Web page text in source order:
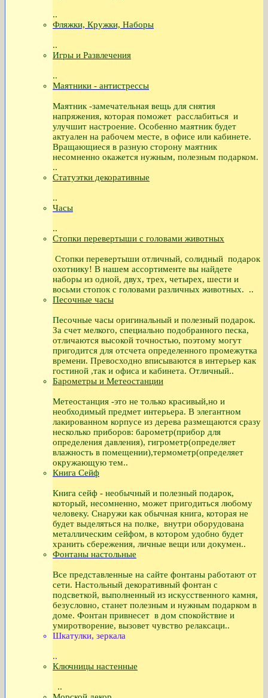
..
Фляжки, Кружки, Наборы
..
Игры и Развлечения
..
Маятники - антистрессы
Маятник -замечательная вещь для снятия
напряжения, которая поможет расслабиться и
улучшит настроение. Особенно маятник будет
актуален на рабочем месте, в офисе или кабинете.
Вращающиеся в разную сторону маятник
несомненно окажется нужным, полезным подарком.
..
Статуэтки декоративные
..
Часы
..
Стопки перевертыши с головами животных
Стопки перевертыши отличный, солидный подарок
охотнику! В нашем ассортименте вы найдете
наборы из одной, двух, трех, четырех, шести и
восьми стопок с головами различных животных. ..
Песочные часы
Песочные часы оригинальный и полезный подарок.
За счет мелкого, специально подобранного песка,
отличаются высокой точностью, поэтому могут
пригодится для отсчета определенного промежутка
времени. Превосходно вписываются в интерьер как
гостиной ,так и офиса и кабинета. Отличный..
Барометры и Метеостанции
Метеостанция -это не только красивый,но и
необходимый предмет интерьера. В элегантном
лакированном корпусе из дерева размещаются сразу
несколько приборов: барометр(прибор для
определения давления), гигрометр(определяет
влажность в помещении),термометр(определяет
окружающую тем..
Книга Сейф
Книга сейф - необычный и полезный подарок,
который, несомненно, может пригодиться любому
человеку. Снаружи как обычная книга, которая не
будет выделяться на полке, внутри оборудована
металлическим сейфом, в котором удобно будет
хранить сбережения, личные вещи или докумен..
Фонтаны настольные
Все представленные на сайте фонтаны работают от
сети. Настольный декоративный фонтан с
подсветкой, выполненный из искусственного камня,
безусловно, станет полезным и нужным подарком в
доме. Фонтан привнесет в дом спокойствие и
умиротворение, вызовет чувство релаксаци..
Шкатулки, зеркала
..
Ключницы настенные
..